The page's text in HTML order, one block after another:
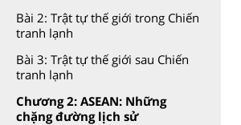
Bài 2: Trật tự thế giới trong Chiến
tranh lạnh
Bài 3: Trật tự thế giới sau Chiến
tranh lạnh
Chương 2: ASEAN: Những
chặng đường lịch sử